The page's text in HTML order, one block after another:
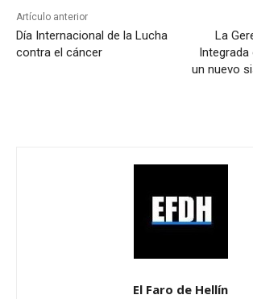
Artículo anterior
Día Internacional de la Lucha
contra el cáncer
La
un nuevo
El Faro de Hellín